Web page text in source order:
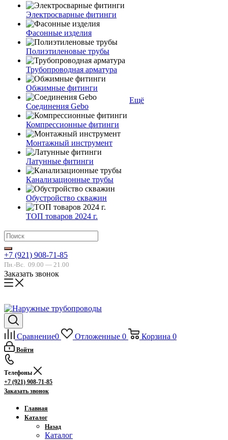
Электросварные фитинги
Фасонные изделия
Полиэтиленовые трубы
Трубопроводная арматура
Обжимные фитинги
Соединения Gebo
Компрессионные фитинги
Монтажный инструмент
Латунные фитинги
Канализационные трубы
Обустройство скважин
ТОП товаров 2024 г.
Ещё
+7 (921) 908-71-85
Пн.-Вс. 09.00 — 21.00
Заказать звонок
Сравнение0 Отложенные 0 Корзина 0
Войти
Телефоны
+7 (921) 908-71-85
Заказать звонок
Главная
Каталог
Назад
Каталог